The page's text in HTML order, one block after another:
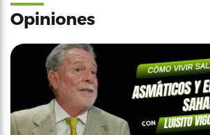
Opiniones